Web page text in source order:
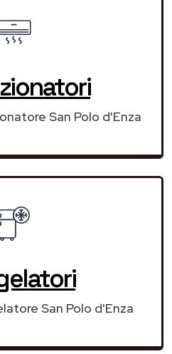
San Polo d'Enza
San Polo d'Enza